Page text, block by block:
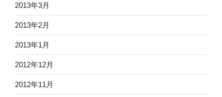
2013年3月
2013年2月
2013年1月
2012年12月
2012年11月